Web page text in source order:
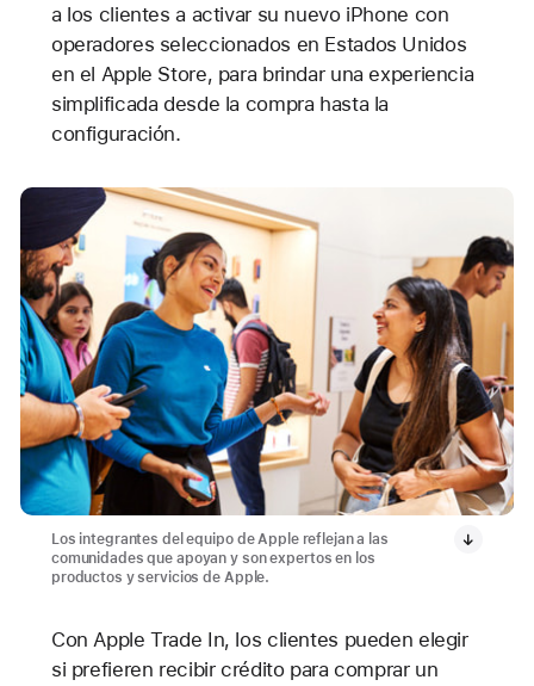
a los clientes a activar su nuevo iPhone con
operadores seleccionados en Estados Unidos
en el Apple Store, para brindar una experiencia
simplificada desde la compra hasta la
configuración.
Los integrantes del equipo de Apple reflejan a las
comunidades que apoyan y son expertos en los
productos y servicios de Apple.
Con Apple Trade In, los clientes pueden elegir
si prefieren recibir crédito para comprar un